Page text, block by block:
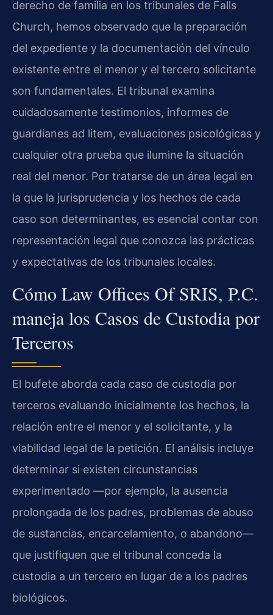
derecho de familia en los tribunales de Falls
Church, hemos observado que la preparación
del expediente y la documentación del vínculo
existente entre el menor y el tercero solicitante
son fundamentales. El tribunal examina
cuidadosamente testimonios, informes de
guardianes ad litem, evaluaciones psicológicas y
cualquier otra prueba que ilumine la situación
real del menor. Por tratarse de un área legal en
la que la jurisprudencia y los hechos de cada
caso son determinantes, es esencial contar con
representación legal que conozca las prácticas
y expectativas de los tribunales locales.
Cómo Law Offices Of SRIS, P.C.
maneja los Casos de Custodia por
Terceros
El bufete aborda cada caso de custodia por
terceros evaluando inicialmente los hechos, la
relación entre el menor y el solicitante, y la
viabilidad legal de la petición. El análisis incluye
determinar si existen circunstancias
experimentado —por ejemplo, la ausencia
prolongada de los padres, problemas de abuso
de sustancias, encarcelamiento, o abandono—
que justifiquen que el tribunal conceda la
custodia a un tercero en lugar de a los padres
biológicos.